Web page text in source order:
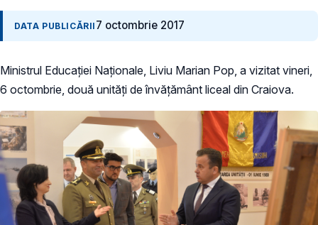
DATA PUBLICĂRII 7 octombrie 2017
Ministrul Educației Naționale, Liviu Marian Pop, a vizitat vineri,
6 octombrie, două unități de învățământ liceal din Craiova.